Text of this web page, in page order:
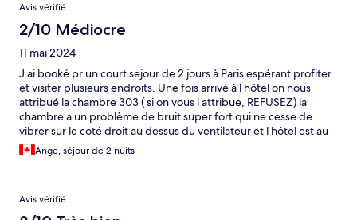
Avis vérifié
2/10 Médiocre
11 mai 2024
J ai booké pr un court sejour de 2 jours à Paris espérant profiter
et visiter plusieurs endroits. Une fois arrivé à l hôtel on nous
attribué la chambre 303 ( si on vous l attribue, REFUSEZ) la
chambre a un problème de bruit super fort qui ne cesse de
vibrer sur le coté droit au dessus du ventilateur et l hôtel est au
courant. Une fois installé dans la chambre le bruit a commencé à
se faire entendre, on se disait c est peut etre des travaux ça va
pas pu dormir du tout du tout, le bruit retentisser après chaque
minute. Toute la nuit on était éveillé malgré la fatigue. On a
appelé plusieurs fois à la réception et ils nous ont proposé de
Ange, séjour de 2 nuits
Avis vérifié